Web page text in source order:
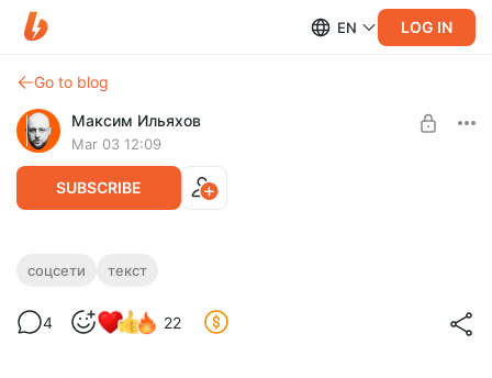
EN LOG IN
Go to blog
Максим Ильяхов
Mar 03 12:09
SUBSCRIBE
Мастер-класс по заголовкам и хукам
Вечеринка Ильяхова
соцсети текст
4 22